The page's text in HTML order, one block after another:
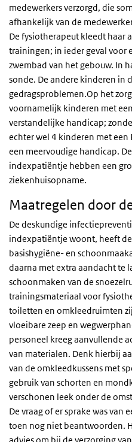
medewerkers verzorgd, die
afhankelijk van de
De fysiotherapeut kleedt haar
trainingen; in ieder geval voor
zwembad van het gebouw. In
sonde. De andere kinderen in
gedragsproblemen.Op het
voornamelijk kinderen met
verstandelijke handicap;
echter wel 4 kinderen met een
een meervoudige handicap.
indexpatiëntje hebben een
ziekenhuisopname.
Maatregelen door
De deskundige
indexpatiëntje woont, heeft
basishygiëne- en
daarna met extra aandacht te
schoonmaken van de
trainingsmateriaal voor
toiletten en omkleedruimten
vloeibare zeep en
personeel kreeg aanvullende
van materialen. Denk hierbij
van de omkleedkussens met
gebruik van schorten en
verschonen leek onder de
De vraag of er sprake was van
toen nog niet beantwoorden.